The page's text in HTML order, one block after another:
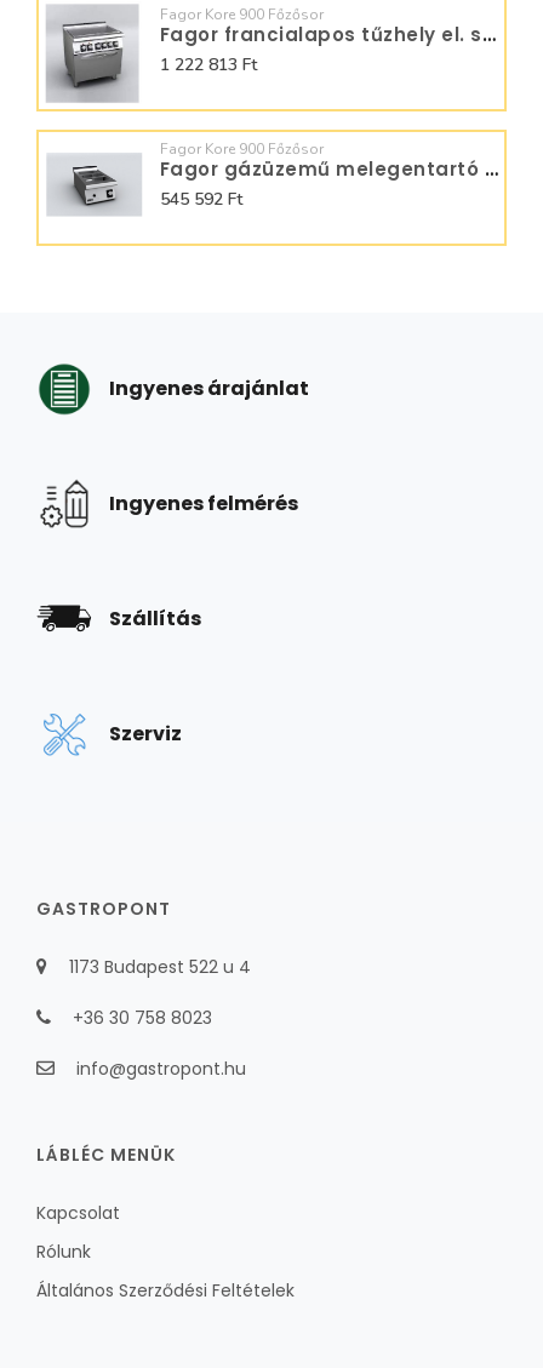
Fagor Kore 900 Főzősor
Fagor francialapos tűzhely el. sütővel C-E911
1 222 813 Ft
Fagor Kore 900 Főzősor
Fagor gázüzemű melegentartó 1/1 BM-G905
545 592 Ft
Ingyenes árajánlat
Ingyenes felmérés
Szállítás
Szerviz
GASTROPONT
1173 Budapest 522 u 4
+36 30 758 8023
info@gastropont.hu
LÁBLÉC MENÜK
Kapcsolat
Rólunk
Általános Szerződési Feltételek